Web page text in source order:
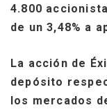
4.800
de un 3,48% a
La acción de
depósito
los mercados